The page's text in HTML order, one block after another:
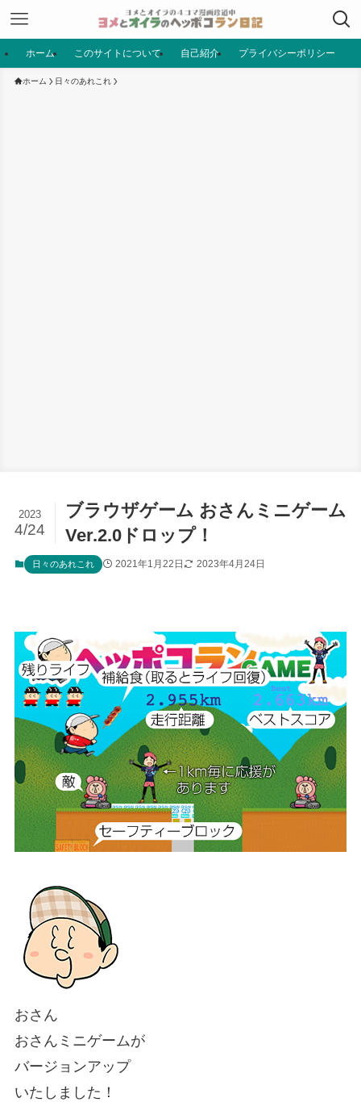
ホーム このサイトについて 自己紹介 プライバシーポリシー
ホーム 日々のあれこれ
ブラウザゲーム おさんミニゲーム
Ver.2.0ドロップ！
2023
4/24
日々のあれこれ 2021年1月22日 2023年4月24日
おさん
おさんミニゲームが
バージョンアップ
いたしました！